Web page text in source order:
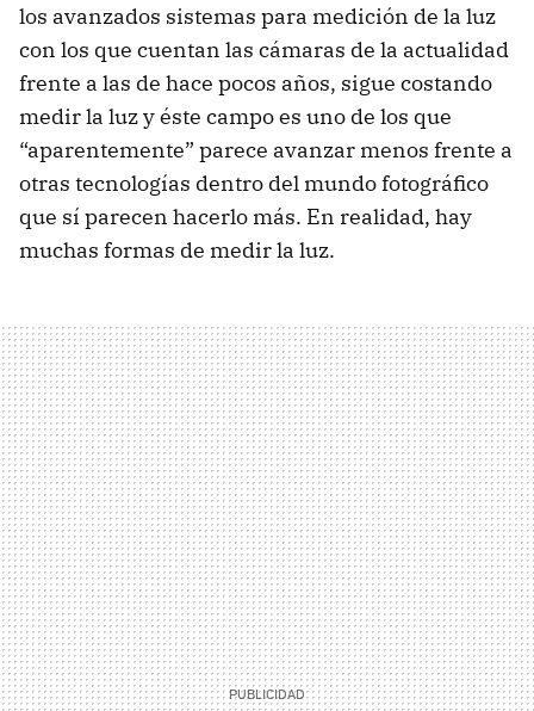
los avanzados sistemas para medición de la luz
con los que cuentan las cámaras de la actualidad
frente a las de hace pocos años, sigue costando
medir la luz y éste campo es uno de los que
“aparentemente” parece avanzar menos frente a
otras tecnologías dentro del mundo fotográfico
que sí parecen hacerlo más. En realidad, hay
muchas formas de medir la luz.